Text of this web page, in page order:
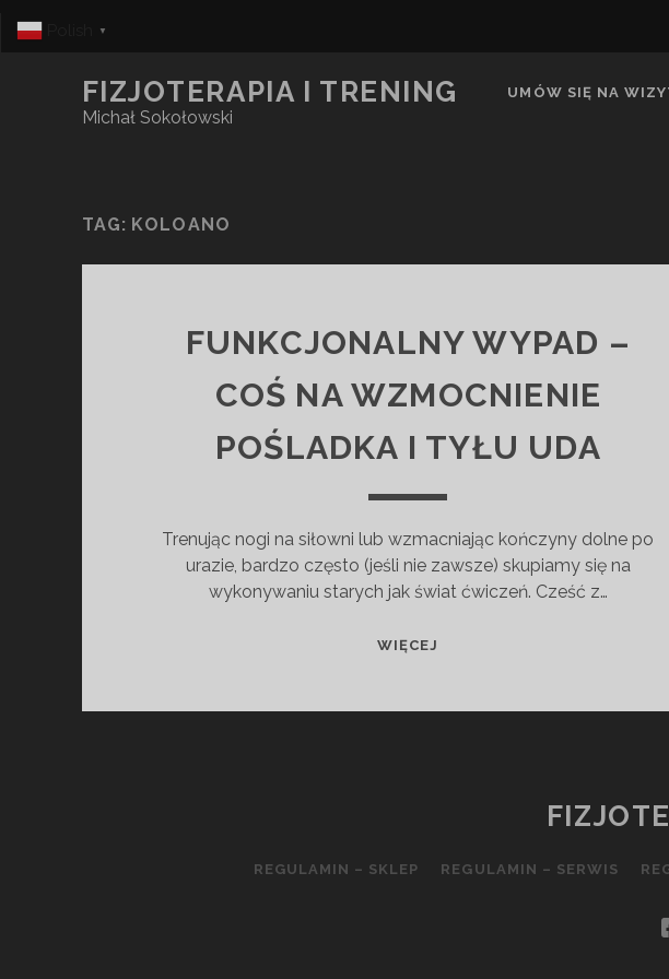
FIZJOTERAPIA I TRENING
Michał Sokołowski
UMÓW SIĘ NA
TAG: KOLOANO
FUNKCJONALNY WYPAD –
COŚ NA WZMOCNIENIE
POŚLADKA I TYŁU UDA
Trenując nogi na siłowni lub wzmacniając kończyny dolne po
urazie, bardzo często (jeśli nie zawsze) skupiamy się na
wykonywaniu starych jak świat ćwiczeń. Cześć z…
WIĘCEJ
UDA
REGULAMIN – SKLEP REGULAMIN – SERWIS
▼